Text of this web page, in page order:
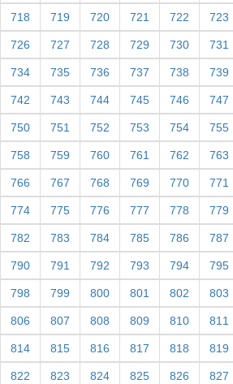
718 719 720 721 722 723
726 727 728 729 730 731
734 735 736 737 738 739
742 743 744 745 746 747
750 751 752 753 754 755
758 759 760 761 762 763
766 767 768 769 770 771
774 775 776 777 778 779
782 783 784 785 786 787
790 791 792 793 794 795
798 799 800 801 802 803
806 807 808 809 810 811
814 815 816 817 818 819
822 823 824 825 826 827